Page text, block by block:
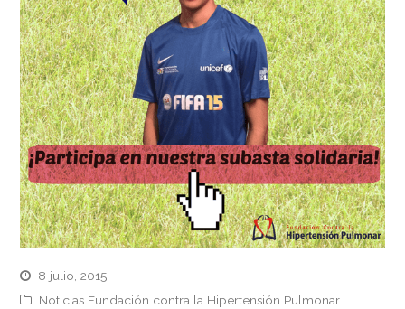
8 julio, 2015
Noticias Fundación contra la Hipertensión Pulmonar